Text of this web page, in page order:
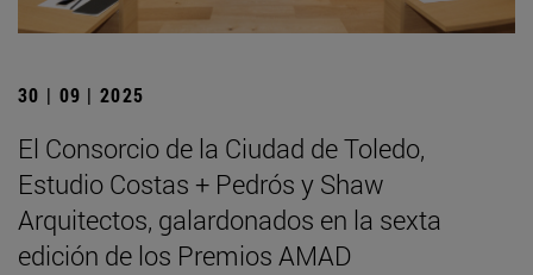
30 | 09 | 2025
El Consorcio de la Ciudad de Toledo,
Estudio Costas + Pedrós y Shaw
Arquitectos, galardonados en la sexta
edición de los Premios AMAD